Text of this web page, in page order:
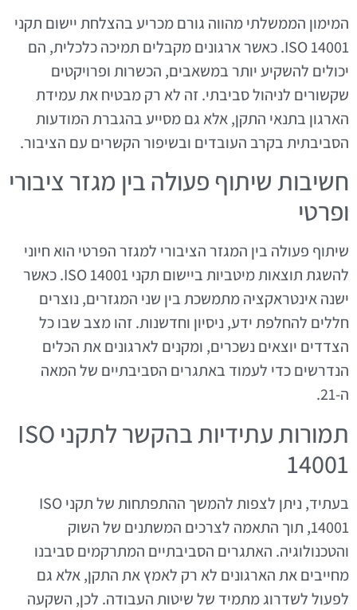
המימון הממשלתי מהווה גורם מכריע בהצלחת יישום תקני
ISO 14001. כאשר ארגונים מקבלים תמיכה כלכלית, הם
יכולים להשקיע יותר במשאבים, הכשרות ופרויקטים
שקשורים לניהול סביבתי. זה לא רק מבטיח את עמידת
הארגון בתנאי התקן, אלא גם מסייע בהגברת המודעות
הסביבתית בקרב העובדים ובשיפור הקשרים עם הציבור.
חשיבות שיתוף פעולה בין מגזר ציבורי
ופרטי
שיתוף פעולה בין המגזר הציבורי למגזר הפרטי הוא חיוני
להשגת תוצאות מיטביות ביישום תקני ISO 14001. כאשר
ישנה אינטראקציה מתמשכת בין שני המגזרים, נוצרים
חללים להחלפת ידע, ניסיון וחדשנות. זהו מצב שבו כל
הצדדים יוצאים נשכרים, ומקנים לארגונים את הכלים
הנדרשים כדי לעמוד באתגרים הסביבתיים של המאה
ה-21.
תמורות עתידיות בהקשר לתקני ISO
14001
בעתיד, ניתן לצפות להמשך ההתפתחות של תקני ISO
14001, תוך התאמה לצרכים המשתנים של השוק
והטכנולוגיה. האתגרים הסביבתיים המתרקמים סביבנו
מחייבים את הארגונים לא רק לאמץ את התקן, אלא גם
לפעול לשדרוג מתמיד של שיטות העבודה. לכן, השקעה